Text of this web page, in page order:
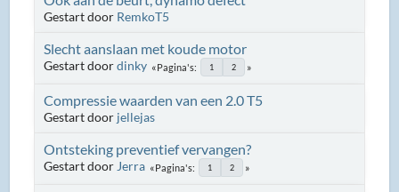
Gestart door RemkoT5
Slecht aanslaan met koude motor
Gestart doordinky Pagina's 1 2
Compressie waarden van een 2.0 T5
Gestart door jellejas
Ontsteking preventief vervangen?
Gestart door Jerra Pagina's 1 2